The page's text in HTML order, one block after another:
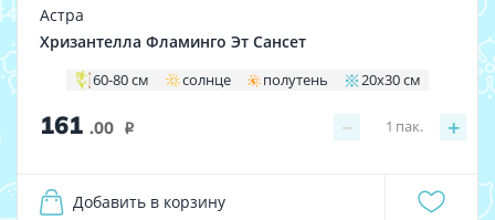
Астра
Хризантелла Фламинго Эт Сансет
60-80 см солнце полутень 20x30 см
161 .00 i − +
1 пак.
Добавить в корзину